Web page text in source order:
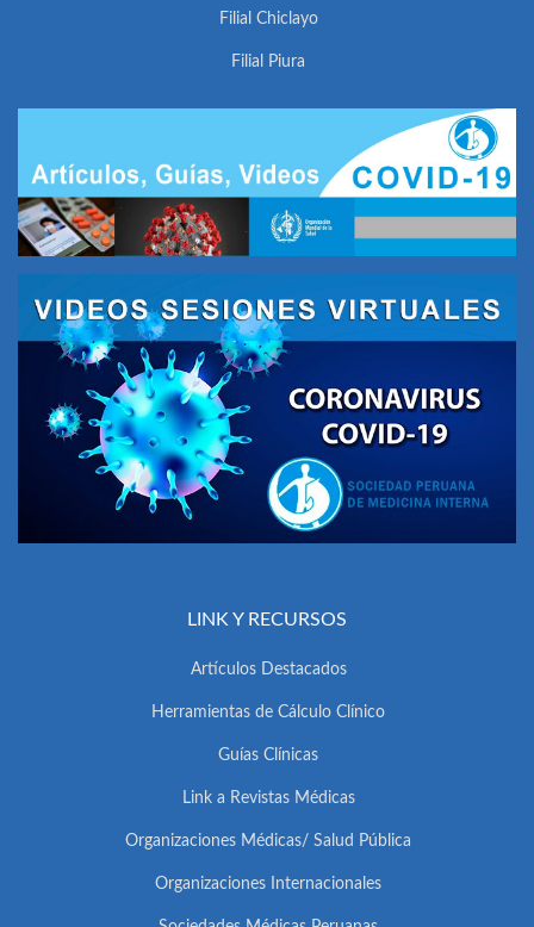
Filial Chiclayo
Filial Piura
LINK Y RECURSOS
Artículos Destacados
Herramientas de Cálculo Clínico
Guías Clínicas
Link a Revistas Médicas
Organizaciones Médicas/ Salud Pública
Organizaciones Internacionales